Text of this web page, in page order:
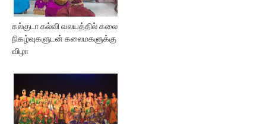
கல்குடா கல்வி வலயத்தில் கலை
நிகழ்வுகளுடன் கலைமகளுக்கு
விழா